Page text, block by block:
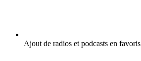
Ajout de radios et podcasts en favoris